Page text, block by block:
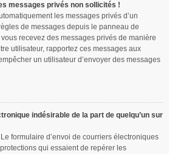
messages privés non sollicités !
les messages privés d’un
de messages depuis le panneau de
recevez des messages privés de manière
utilisateur, rapportez ces messages aux
un utilisateur d’envoyer des messages
indésirable de la part de quelqu’un sur
formulaire d’envoi de courriers électroniques
qui essaient de repérer les